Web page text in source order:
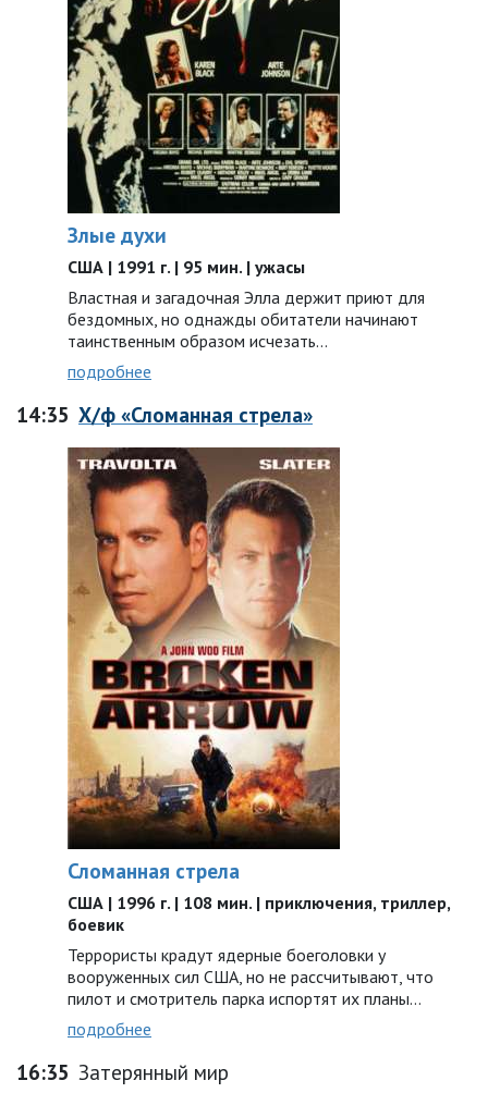
Злые духи
США | 1991 г. | 95 мин. | ужасы
Властная и загадочная Элла держит приют для
бездомных, но однажды обитатели начинают
таинственным образом исчезать…
подробнее
14:35 Х/ф «Сломанная стрела»
Сломанная стрела
США | 1996 г. | 108 мин. | приключения, триллер,
боевик
Террористы крадут ядерные боеголовки у
вооруженных сил США, но не рассчитывают, что
пилот и смотритель парка испортят их планы…
подробнее
16:35 Затерянный мир